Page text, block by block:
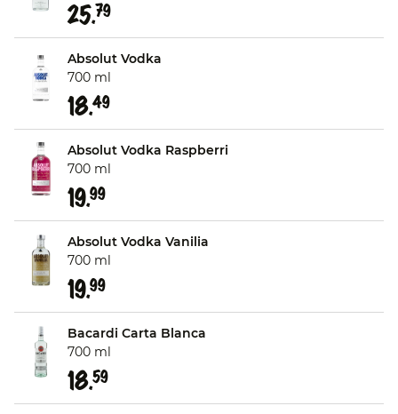
25.79
Absolut Vodka
700 ml
18.49
Absolut Vodka Raspberri
700 ml
19.99
Absolut Vodka Vanilia
700 ml
19.99
Bacardi Carta Blanca
700 ml
18.59